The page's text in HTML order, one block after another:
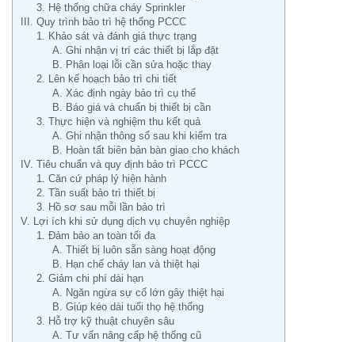
3. Hệ thống chữa cháy Sprinkler
III. Quy trình bảo trì hệ thống PCCC
1. Khảo sát và đánh giá thực trạng
A. Ghi nhận vị trí các thiết bị lắp đặt
B. Phân loại lỗi cần sửa hoặc thay
2. Lên kế hoạch bảo trì chi tiết
A. Xác định ngày bảo trì cụ thể
B. Báo giá và chuẩn bị thiết bị cần
3. Thực hiện và nghiệm thu kết quả
A. Ghi nhận thông số sau khi kiểm tra
B. Hoàn tất biên bản bàn giao cho khách
IV. Tiêu chuẩn và quy định bảo trì PCCC
1. Căn cứ pháp lý hiện hành
2. Tần suất bảo trì thiết bị
3. Hồ sơ sau mỗi lần bảo trì
V. Lợi ích khi sử dụng dịch vụ chuyên nghiệp
1. Đảm bảo an toàn tối đa
A. Thiết bị luôn sẵn sàng hoạt động
B. Hạn chế cháy lan và thiệt hại
2. Giảm chi phí dài hạn
A. Ngăn ngừa sự cố lớn gây thiệt hại
B. Giúp kéo dài tuổi thọ hệ thống
3. Hỗ trợ kỹ thuật chuyên sâu
A. Tư vấn nâng cấp hệ thống cũ